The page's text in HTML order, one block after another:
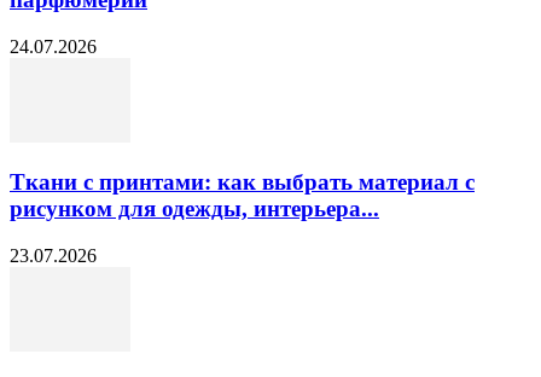
24.07.2026
Ткани с принтами: как выбрать материал с
рисунком для одежды, интерьера...
23.07.2026